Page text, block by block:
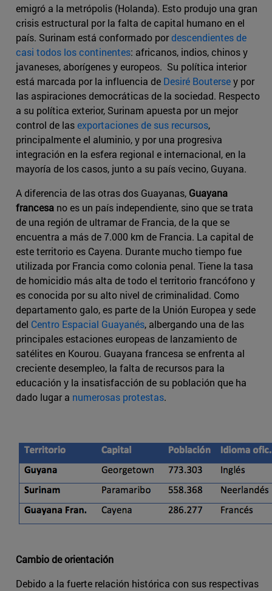
emigró a la metrópolis (Holanda). Esto produjo una gran
crisis estructural por la falta de capital humano en el
país. Surinam está conformado pordescendientes de
casi todos los continentes: africanos, indios, chinos y
javaneses, aborígenes y europeos. Su política interior
está marcada por la influencia de Desiré Boutersey por
las aspiraciones democráticas de la sociedad. Respecto
a su política exterior, Surinam apuesta por un mejor
control de lasexportaciones de sus recursos,
principalmente el aluminio, y por una progresiva
integración en la esfera regional e internacional, en la
mayoría de los casos, junto a su país vecino, Guyana.
A diferencia de las otras dos Guayanas, Guayana
francesa no es un país independiente, sino que se trata
de una región de ultramar de Francia, de la que se
encuentra a más de 7.000 km de Francia. La capital de
este territorio es Cayena. Durante mucho tiempo fue
utilizada por Francia como colonia penal. Tiene la tasa
de homicidio más alta de todo el territorio francófono y
es conocida por su alto nivel de criminalidad. Como
departamento galo, es parte de la Unión Europea y sede
del Centro Espacial Guayanés, albergando una de las
principales estaciones europeas de lanzamiento de
satélites en Kourou. Guayana francesa se enfrenta al
creciente desempleo, la falta de recursos para la
educación y la insatisfacción de su población que ha
dado lugar a numerosas protestas.
Cambio de orientación
Debido a la fuerte relación histórica con sus respectivas